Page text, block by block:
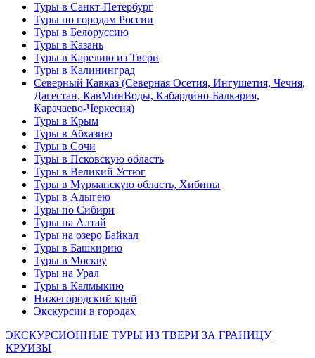
Туры в Санкт-Петербург
Туры по городам России
Туры в Белоруссию
Туры в Казань
Туры в Карелию из Твери
Туры в Калининград
Северный Кавказ (Северная Осетия, Ингушетия, Чечня,
Дагестан, КавМинВоды, Кабардино-Балкария,
Карачаево-Черкесия)
Туры в Крым
Туры в Абхазию
Туры в Сочи
Туры в Псковскую область
Туры в Великий Устюг
Туры в Мурманскую область, Хибины
Туры в Адыгею
Туры по Сибири
Туры на Алтай
Туры на озеро Байкал
Туры в Башкирию
Туры в Москву
Туры на Урал
Туры в Калмыкию
Нижегородский край
Экскурсии в городах
ЭКСКУРСИОННЫЕ ТУРЫ ИЗ ТВЕРИ ЗА ГРАНИЦУ
КРУИЗЫ